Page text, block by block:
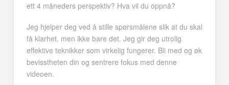
ett 4 måneders perspektiv? Hva vil du oppnå?
Jeg hjelper deg ved å stille spørsmålene slik at du skal
få klarhet, men ikke bare det. Jeg gir deg utrolig
effektive teknikker som virkelig fungerer. Bli med og øk
bevisstheten din og sentrere fokus med denne
videoen.